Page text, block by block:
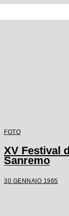
FOTO
XV Festival
Sanremo
30 GENNAIO 1965